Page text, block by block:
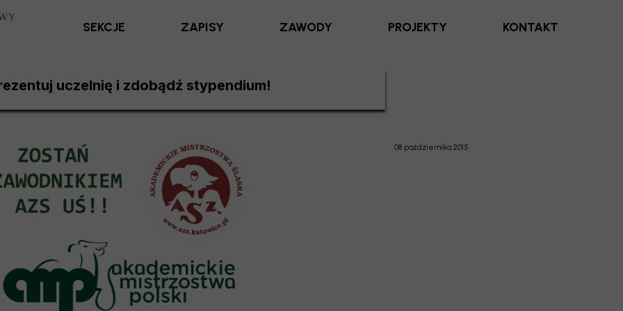
SEKCJE ZAPISY ZAWODY PROJEKTY KONTAKT
08 października 2015
uczelnię i zdobądź stypendium!